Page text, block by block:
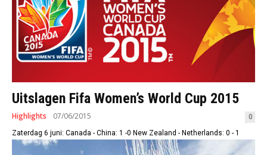
Uitslagen Fifa Women’s World Cup 2015
Highlights 07/06/2015 0
Zaterdag 6 juni: Canada - China: 1 -0 New Zealand - Netherlands: 0 - 1